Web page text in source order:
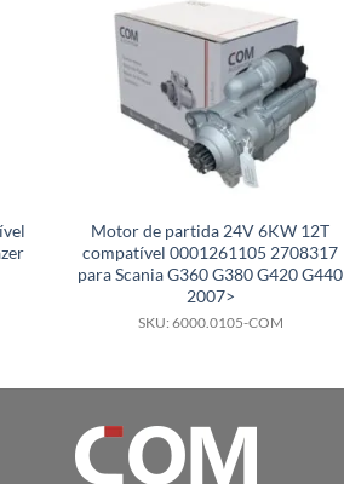
Motor de partida 24V 6KW 12T
compatível 0001261105 2708317
para Scania G360 G380 G420 G440
2007>
SKU: 6000.0105-COM